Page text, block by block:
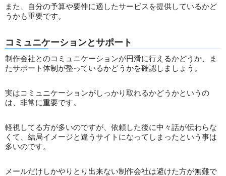
また、自分の予算や要件に適したサービスを提供しているかど
うかも重要です。
コミュニケーションとサポート
制作会社とのコミュニケーションが円滑に行えるかどうか、ま
たサポート体制が整っているかどうかを確認しましょう。
実はコミュニケーションがしっかり取れるかどうかというの
は、非常に重要です。
軽視してる方が多いのですが、依頼した後に中々話が伝わらな
くて、結局イメージと違うサイトになってしまったという事は
多いのです。
メールだけしかやりとり出来ない制作会社は避けた方が無難で